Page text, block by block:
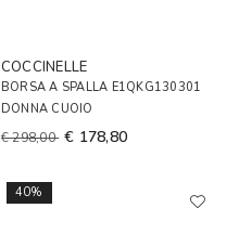
COCCINELLE
BORSA A SPALLA E1QKG130301
DONNA CUOIO
€ 298,00 € 178,80
40%